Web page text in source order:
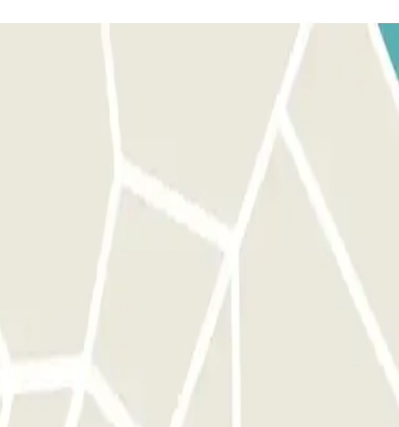
pessoa irá confirmar o ponto de encontro no terminal do aeroporto. O número de telefone do
interior e exterior 25 € - Lavagem exterior e aspiração interior 15 € Serviço no terminal 4: